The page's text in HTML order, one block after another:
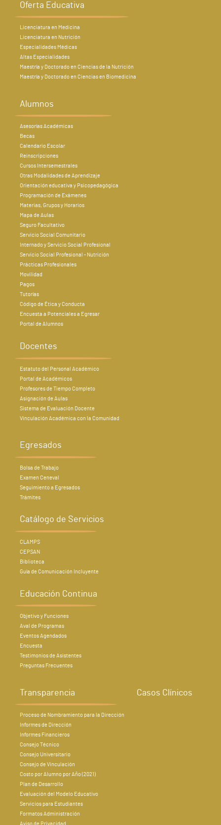
Oferta Educativa
Licenciatura en Medicina
Licenciatura en Nutrición
Especialidades Médicas
Altas Especialidades
Maestría y Doctorado en Ciencias de la Nutrición
Maestría y Doctorado en Ciencias en Biomedicina
Alumnos
Asesorías Académicas
Becas
Calendario Escolar
Reinscripciones
Cursos Intersemestrales
Otras Modalidades de Aprendizaje
Orientación educativa y Psicopedagógica
Programación de Exámenes
Materias, Grupos y Horarios
Mapa de Aulas
Seguro Facultativo
Servicio Social Comunitario
Internado y Servicio Social Profesional
Servicio Social Profesional - Nutrición
Prácticas Profesionales
Movilidad
Pagos
Tutorías
Código de Ética y Conducta
Encuesta a Potenciales a Egresar
Portal de Alumnos
Docentes
Estatuto del Personal Académico
Portal de Académicos
Profesores de Tiempo Completo
Asignación de Aulas
Sistema de Evaluación Docente
Vinculación Académica con la Comunidad
Egresados
Bolsa de Trabajo
Examen Ceneval
Seguimiento a Egresados
Trámites
Catálogo de Servicios
CLAMPS
CEPSAN
Biblioteca
Guía de Comunicación Incluyente
Educación Continua
Objetivo y Funciones
Aval de Programas
Eventos Agendados
Encuesta
Testimonios de Asistentes
Preguntas Frecuentes
Transparencia
Proceso de Nombramiento para la Dirección
Informes de Dirección
Informes Financieros
Consejo Técnico
Consejo Universitario
Consejo de Vinculación
Costo por Alumno por Año (2021)
Plan de Desarrollo
Evaluación del Modelo Educativo
Servicios para Estudiantes
Formatos Administración
Casos Clínicos